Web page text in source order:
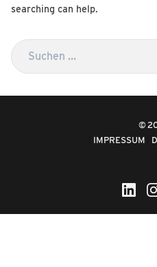
searching can help.
IMPRESSUM